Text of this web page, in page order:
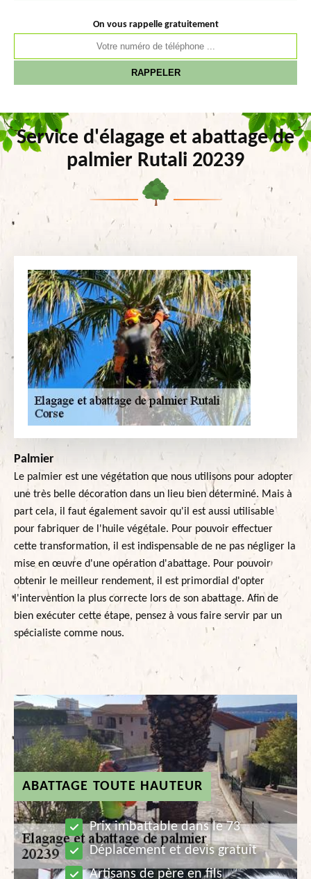
ABATTAGE TOUTE HAUTEUR
Prix imbattable dans le 73
Déplacement et devis gratuit
Artisans de père en fils
On vous rappelle gratuitement
Service d'élagage et abattage de
palmier Rutali 20239
Palmier
Le palmier est une végétation que nous utilisons pour adopter
une très belle décoration dans un lieu bien déterminé. Mais à
part cela, il faut également savoir qu'il est aussi utilisable
pour fabriquer de l'huile végétale. Pour pouvoir effectuer
cette transformation, il est indispensable de ne pas négliger la
mise en œuvre d'une opération d'abattage. Pour pouvoir
obtenir le meilleur rendement, il est primordial d'opter
l'intervention la plus correcte lors de son abattage. Afin de
bien exécuter cette étape, pensez à vous faire servir par un
spécialiste comme nous.